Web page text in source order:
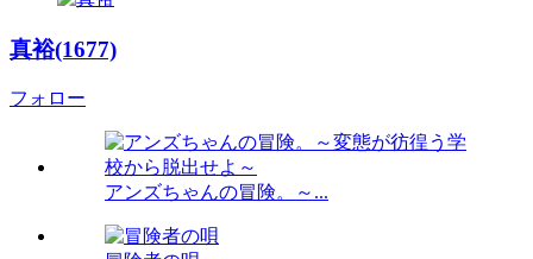
真裕(1677)
フォロー
アンズちゃんの冒険。～...